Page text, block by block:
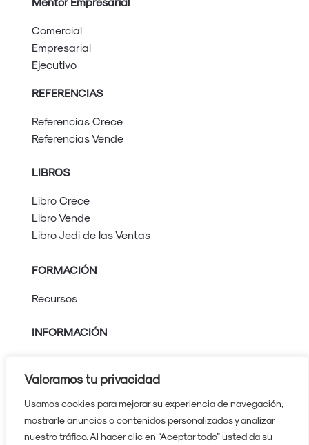
Valoramos tu privacidad
Usamos cookies para mejorar su experiencia de navegación,
mostrarle anuncios o contenidos personalizados y analizar
nuestro tráfico. Al hacer clic en “Aceptar todo” usted da su
Comercial
Empresarial
Ejecutivo
REFERENCIAS
Referencias Crece
Referencias Vende
LIBROS
Libro Crece
Libro Vende
Libro Jedi de las Ventas
FORMACIÓN
Recursos
INFORMACIÓN
Política de privacidad
Protocolo contra el acoso
630 224 739